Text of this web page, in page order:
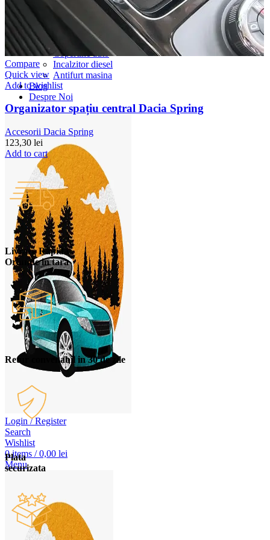
Accesorii Dacia Duster 3
Accesorii Duster 2
Accesorii Dacia Jogger
Parfum masina
Copertine auto
Incalzitor diesel
Antifurt masina
Blog
Despre Noi
Login / Register
Search
Wishlist
0items / 0,00 lei
Menu
Compare
Quick view
Add to wishlist
Organizator spațiu central Dacia Spring
Accesorii Dacia Spring
123,30 lei
Add to cart
Livrare Rapida
Oriunde in tara
Retur convenabil in 30 de zile
Plata
securizata